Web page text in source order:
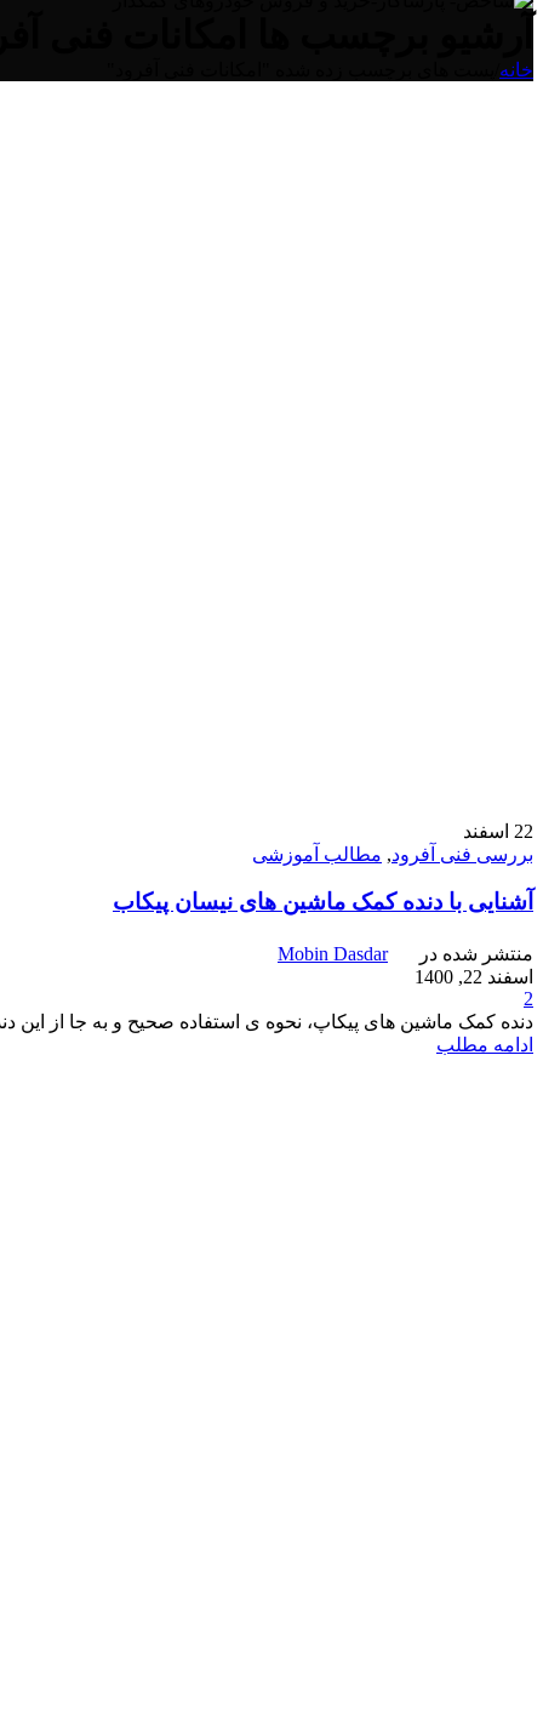
خانه
22 اسفند
بررسی فنی آفرود, مطالب آموزشی
آشنایی با دنده کمک ماشین های نیسان پیکاب
منتشر شده در
Mobin Dasdar
اسفند 22, 1400
2
دنده کمک ماشین های پیکاپ، نحوه ی استفاده صحیح و به جا از این
ادامه مطلب